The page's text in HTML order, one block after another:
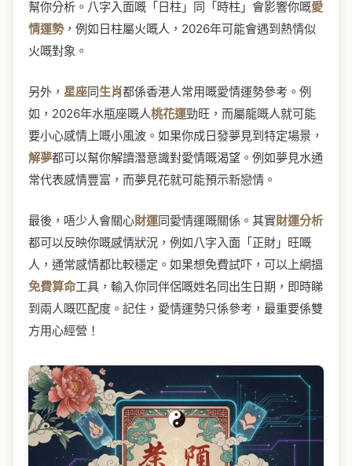
幫你分析。八字入面嘅「日柱」同「時柱」會影響你嘅愛
情運勢，例如日柱屬火嘅人，2026年可能會遇到熱情似
火嘅對象。
另外， 星座同生肖都係香港人常用嘅愛情運勢參考。例
如，2026年水瓶座嘅人桃花運勁旺，而屬龍嘅人就可能
要小心感情上嘅小風波。如果你成日發夢見到特定場景，
解夢都可以幫你解讀潛意識對愛情嘅渴望。例如夢見水通
常代表感情豐富，而夢見花就可能預示新戀情。
最後，唔少人會關心財運同愛情運嘅關係。其實財運分析
都可以反映你嘅感情狀況，例如八字入面「正財」旺嘅
人，通常感情都比較穩定。如果想免費試吓，可以上網搵
免費算命工具，輸入你同伴侶嘅姓名同出生日期，即時睇
到兩人嘅匹配度。記住，愛情運勢只係參考，最重要係雙
方用心經營！